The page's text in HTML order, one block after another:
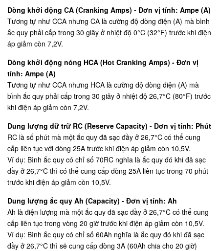
Dòng khởi động CA (Cranking Amps) - Đơn vị tính: Ampe (A)
Tương tự như CCA nhưng CA là cường độ dòng điện (A) mà bình
ắc quy phải cấp trong 30 giây ở nhiệt độ 0°C (32°F) trước khi điện
áp giảm còn 7,2V.
Dòng khởi động nóng HCA (Hot Cranking Amps) - Đơn vị
tính: Ampe (A)
Tương tự như CCA nhưng HCA là cường độ dòng điện (A) mà
bình ắc quy phải cấp trong 30 giây ở nhiệt độ 26,7°C (80°F) trước
khi điện áp giảm còn 7,2V.
Dung lượng dữ trữ RC (Reserve Capacity) - Đơn vị tính: Phút
RC là số phút mà một ắc quy đã sạc đầy ở 26,7°C có thể cung
cấp liên tục với dòng 25A trước khi điện áp giảm còn 10,5V.
Ví dụ: Bình ắc quy có chỉ số 70RC nghĩa là ắc quy đó khi đã sạc
đầy ở 26,7°C thì có thể cung cấp dòng 25A liên tục trong 70 phút
trước khi điện áp giảm còn 10,5V.
Dung lượng ắc quy Ah (Capacity) - Đơn vị tính: Ah
Ah là điện lượng mà một ắc quy đã sạc đầy ở 26,7°C có thể cung
cấp liên tục trong vòng 20 giờ trước khi điện áp giảm còn 10,5V.
Ví dụ: Bình ắc quy có chỉ số 60Ah nghĩa là ắc quy đó khi đã sạc
đầy ở 26,7°C thì sẽ cung cấp dòng 3A (60Ah chia cho 20 giờ)